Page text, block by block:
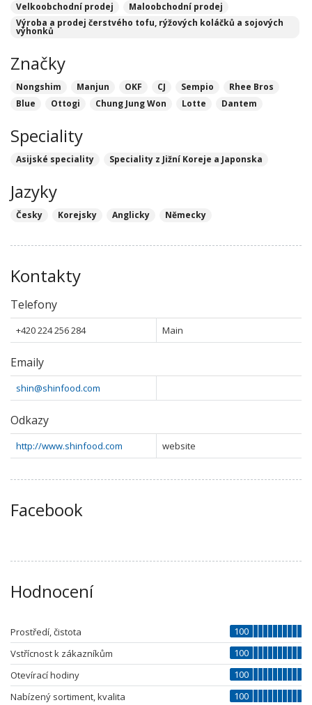
Velkoobchodní prodej
Maloobchodní prodej
Výroba a prodej čerstvého tofu, rýžových koláčků a sojových
výhonků
Značky
Nongshim Manjun OKF CJ Sempio
Rhee Bros
Blue
Ottogi Chung Jung Won Lotte Dantem
Speciality
Asijské speciality Speciality z Jižní Koreje a Japonska
Jazyky
Česky Korejsky Anglicky Německy
Kontakty
Telefony
+420 224 256 284 Main
Emaily
shin@shinfood.com
Odkazy
http://www.shinfood.com website
Facebook
Hodnocení
Prostředí, čistota
100
Vstřícnost k zákazníkům
100
Otevírací hodiny
100
Nabízený sortiment, kvalita
100